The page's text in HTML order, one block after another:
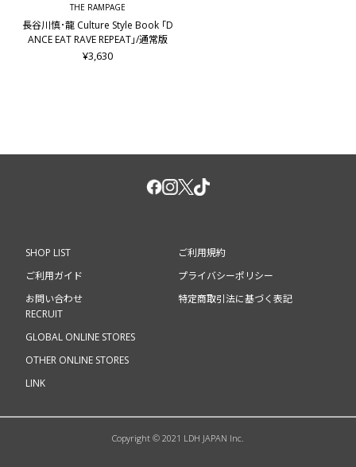
THE RAMPAGE
長谷川慎･龍 Culture Style Book ｢D
ANCE EAT RAVE REPEAT｣/通常版
¥3,630
SHOP LIST
ご利用ガイド
お問い合わせ
ご利用規約
プライバシーポリシー
特定商取引法に基づく表記
RECRUIT
GLOBAL ONLINE STORES
OTHER ONLINE STORES
LINK
Copyright © 2021 LDH JAPAN Inc.